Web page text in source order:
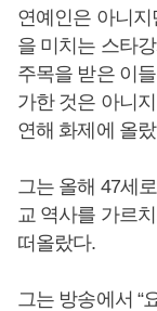
연예인은 아니지
을 미치는 스타
주목을 받은 이
가한 것은 아니
연해 화제에 올
그는 올해 47세
교 역사를 가르
떠올랐다.
그는 방송에서 “